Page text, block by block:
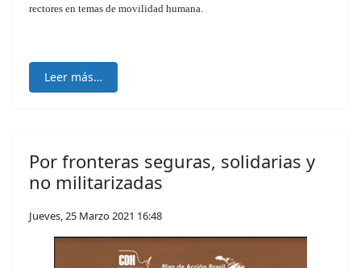
rectores en temas de movilidad humana.
Leer más…
Por fronteras seguras, solidarias y
no militarizadas
Jueves, 25 Marzo 2021 16:48